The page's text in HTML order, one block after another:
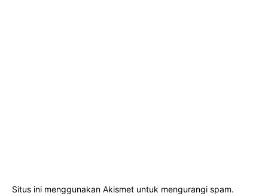
Situs ini menggunakan Akismet untuk mengurangi spam.